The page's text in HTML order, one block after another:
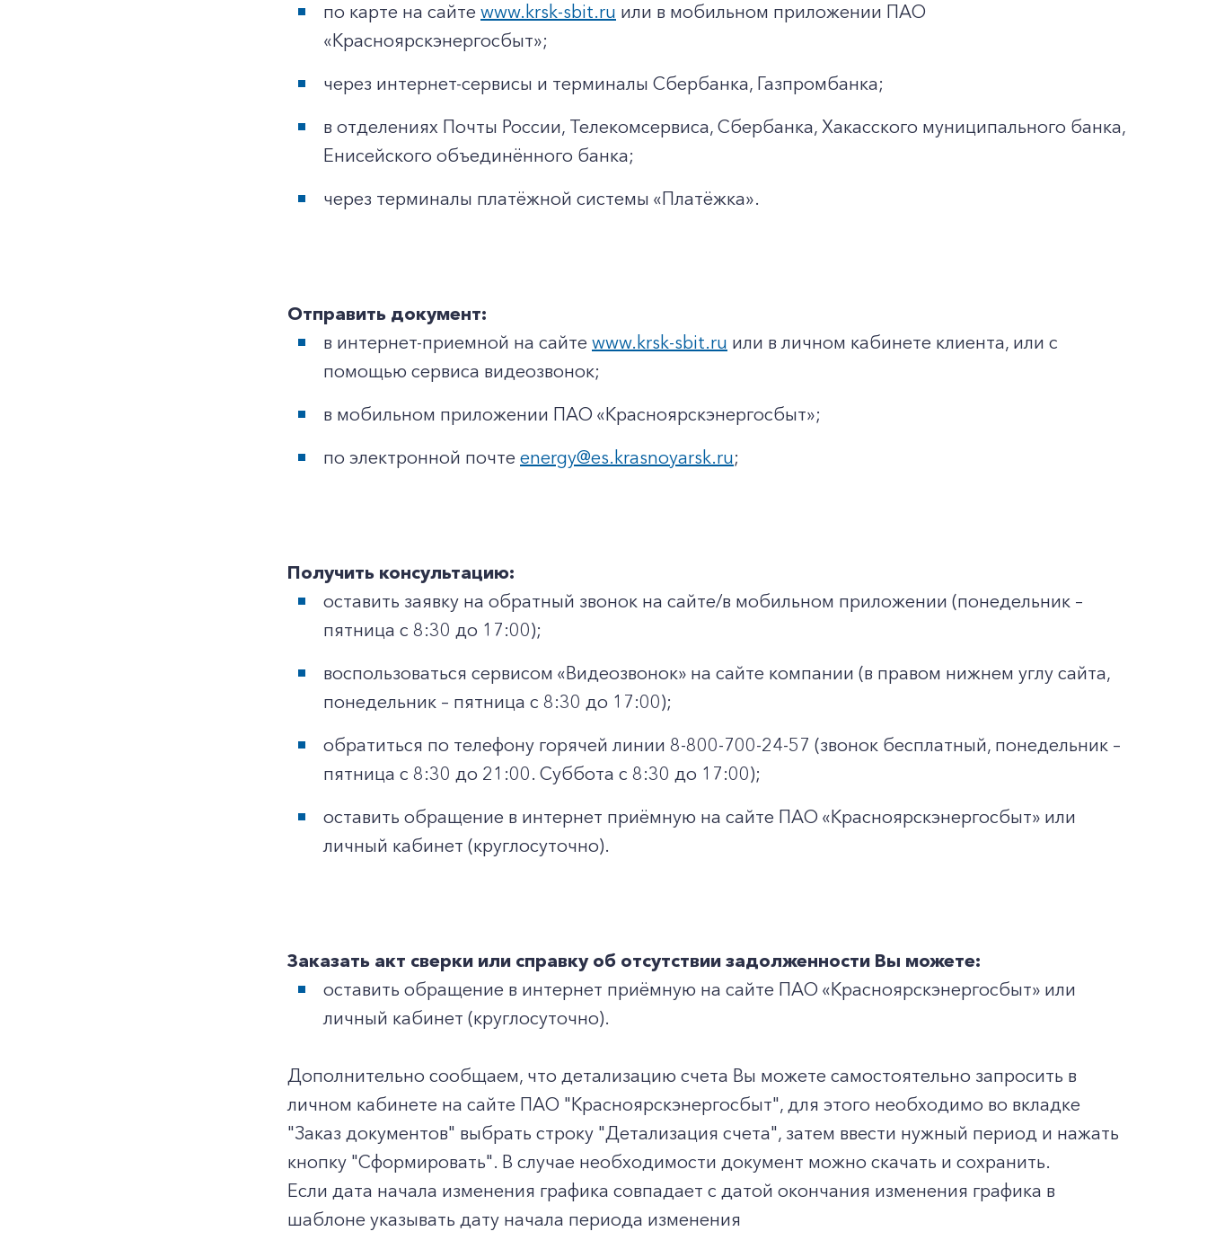
+7-800-700-24-57
Частным клиентам
по карте на сайте www.krsk-sbit.ru или в мобильном приложении ПАО
«Красноярскэнергосбыт»;
через интернет-сервисы и терминалы Сбербанка, Газпромбанка;
в отделениях Почты России, Телекомсервиса, Сбербанка, Хакасского муниципального банка,
Енисейского объединённого банка;
через терминалы платёжной системы «Платёжка».
Отправить документ:
в интернет-приемной на сайте www.krsk-sbit.ru или в личном кабинете клиента, или с
помощью сервиса видеозвонок;
в мобильном приложении ПАО «Красноярскэнергосбыт»;
по электронной почте energy@es.krasnoyarsk.ru;
Получить консультацию:
оставить заявку на обратный звонок на сайте/в мобильном приложении (понедельник –
пятница с 8:30 до 17:00);
воспользоваться сервисом «Видеозвонок» на сайте компании (в правом нижнем углу сайта,
понедельник – пятница с 8:30 до 17:00);
обратиться по телефону горячей линии 8-800-700-24-57 (звонок бесплатный, понедельник –
пятница с 8:30 до 21:00. Суббота с 8:30 до 17:00);
оставить обращение в интернет приёмную на сайте ПАО «Красноярскэнергосбыт» или
личный кабинет (круглосуточно).
Заказать акт сверки или справку об отсутствии задолженности Вы можете:
оставить обращение в интернет приёмную на сайте ПАО «Красноярскэнергосбыт» или
личный кабинет (круглосуточно).
Дополнительно сообщаем, что детализацию счета Вы можете самостоятельно запросить в
личном кабинете на сайте ПАО "Красноярскэнергосбыт", для этого необходимо во вкладке
"Заказ документов" выбрать строку "Детализация счета", затем ввести нужный период и нажать
кнопку "Сформировать". В случае необходимости документ можно скачать и сохранить.
Если дата начала изменения графика совпадает с датой окончания изменения графика в
шаблоне указывать дату начала периода изменения